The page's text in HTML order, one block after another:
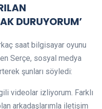
DURUYORUM’
saat bilgisayar oyunu
Serçe, sosyal medya
şunları söyledi:
videolar izliyorum. Farklı
arkadaşlarımla iletişim